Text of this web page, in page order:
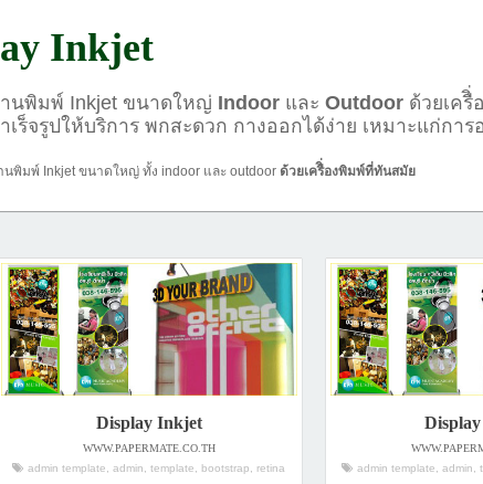
Inkjet
านพิมพ์ Inkjet ขนาดใหญ่ Indoor และ Outdoor ด้วยเค
เร็จรูปให้บริการ พกสะดวก กางออกได้ง่าย เหมาะแก่กา
นพิมพ์ Inkjet ขนาดใหญ่ ทั้ง indoor และ outdoor ด้วยเครืิ่องพิมพ์ที่ทันสมัย
Display Inkjet
WWW.PAPERMATE.CO.TH
admin template, admin, template, bootstrap, retina
admin template, admin,